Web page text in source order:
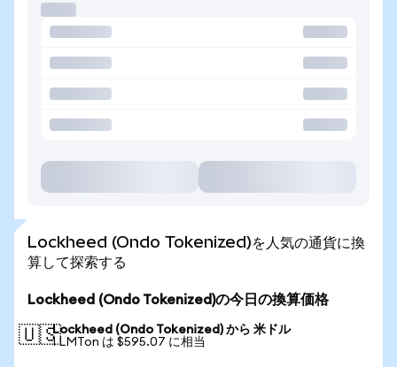
Lockheed (Ondo Tokenized)を人気の通貨に換
算して探索する
Lockheed (Ondo Tokenized)の今日の換算価格
🇺🇸Lockheed (Ondo Tokenized) から 米ドル
1 LMTon は $595.07 に相当